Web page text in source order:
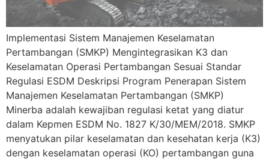
Implementasi Sistem Manajemen Keselamatan
Pertambangan (SMKP) Mengintegrasikan K3 dan
Keselamatan Operasi Pertambangan Sesuai Standar
Regulasi ESDM Deskripsi Program Penerapan Sistem
Manajemen Keselamatan Pertambangan (SMKP)
Minerba adalah kewajiban regulasi ketat yang diatur
dalam Kepmen ESDM No. 1827 K/30/MEM/2018. SMKP
menyatukan pilar keselamatan dan kesehatan kerja (K3)
dengan keselamatan operasi (KO) pertambangan guna